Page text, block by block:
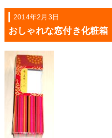
2014年2月3日
おしゃれな窓付き化粧箱